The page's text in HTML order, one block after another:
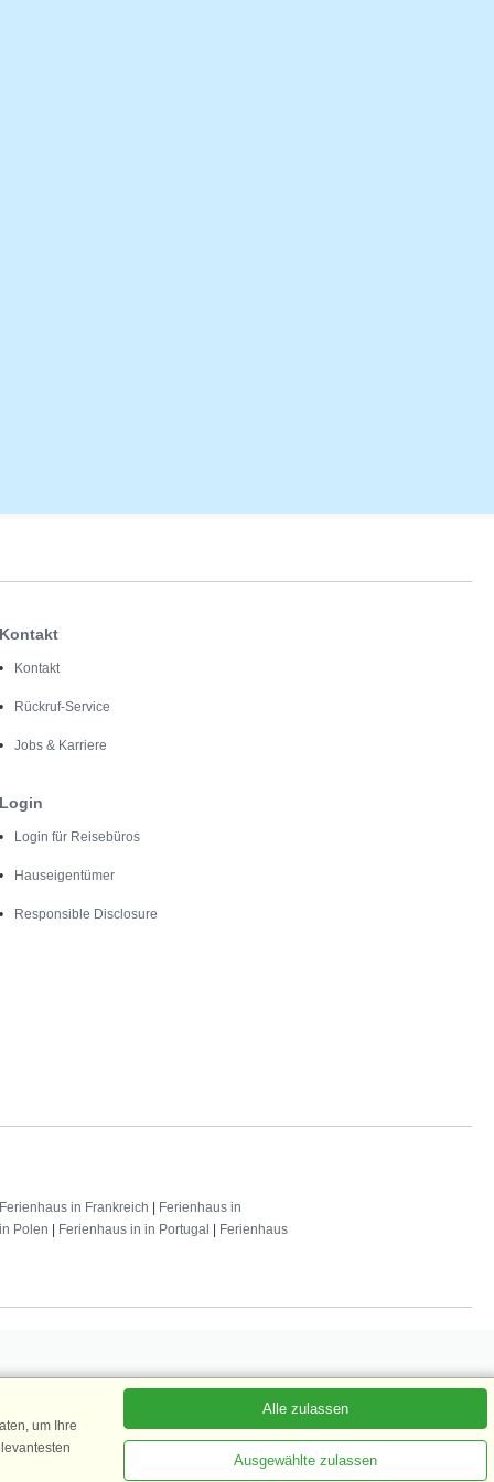
Kontakt
Kontakt
Rückruf-Service
Jobs & Karriere
Login
Login für Reisebüros
Hauseigentümer
Responsible Disclosure
Ferienhaus in Frankreich
Ferienhaus in
Polen Ferienhaus in in Portugal
Ferienhaus
um Ihre
Alle zulassen
Ausgewählte zulassen